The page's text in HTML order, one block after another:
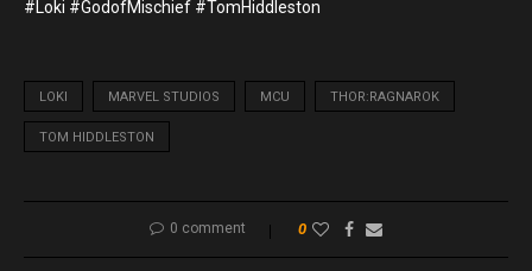
#Loki #GodofMischief #TomHiddleston
LOKI MARVEL STUDIOS MCU THOR:RAGNAROK
TOM HIDDLESTON
0 comment 0